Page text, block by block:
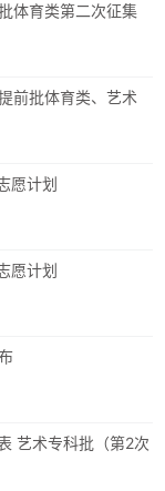
体育类第二次征集
前批体育类、艺术
愿计划
愿计划
艺术专科批（第2次